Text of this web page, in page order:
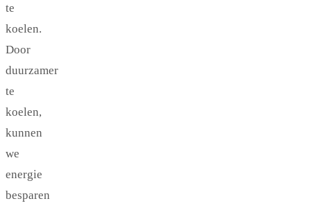
te
koelen.
Door
duurzamer
te
koelen,
kunnen
we
energie
besparen